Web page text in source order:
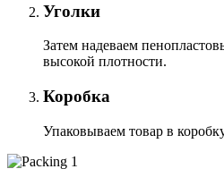
Уголки
Затем надеваем
высокой плотности.
Коробка
Упаковываем товар в